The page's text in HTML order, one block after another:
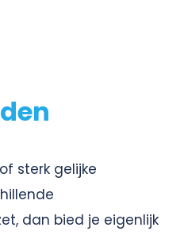
sterk gelijke
dan bied je eigenlijk